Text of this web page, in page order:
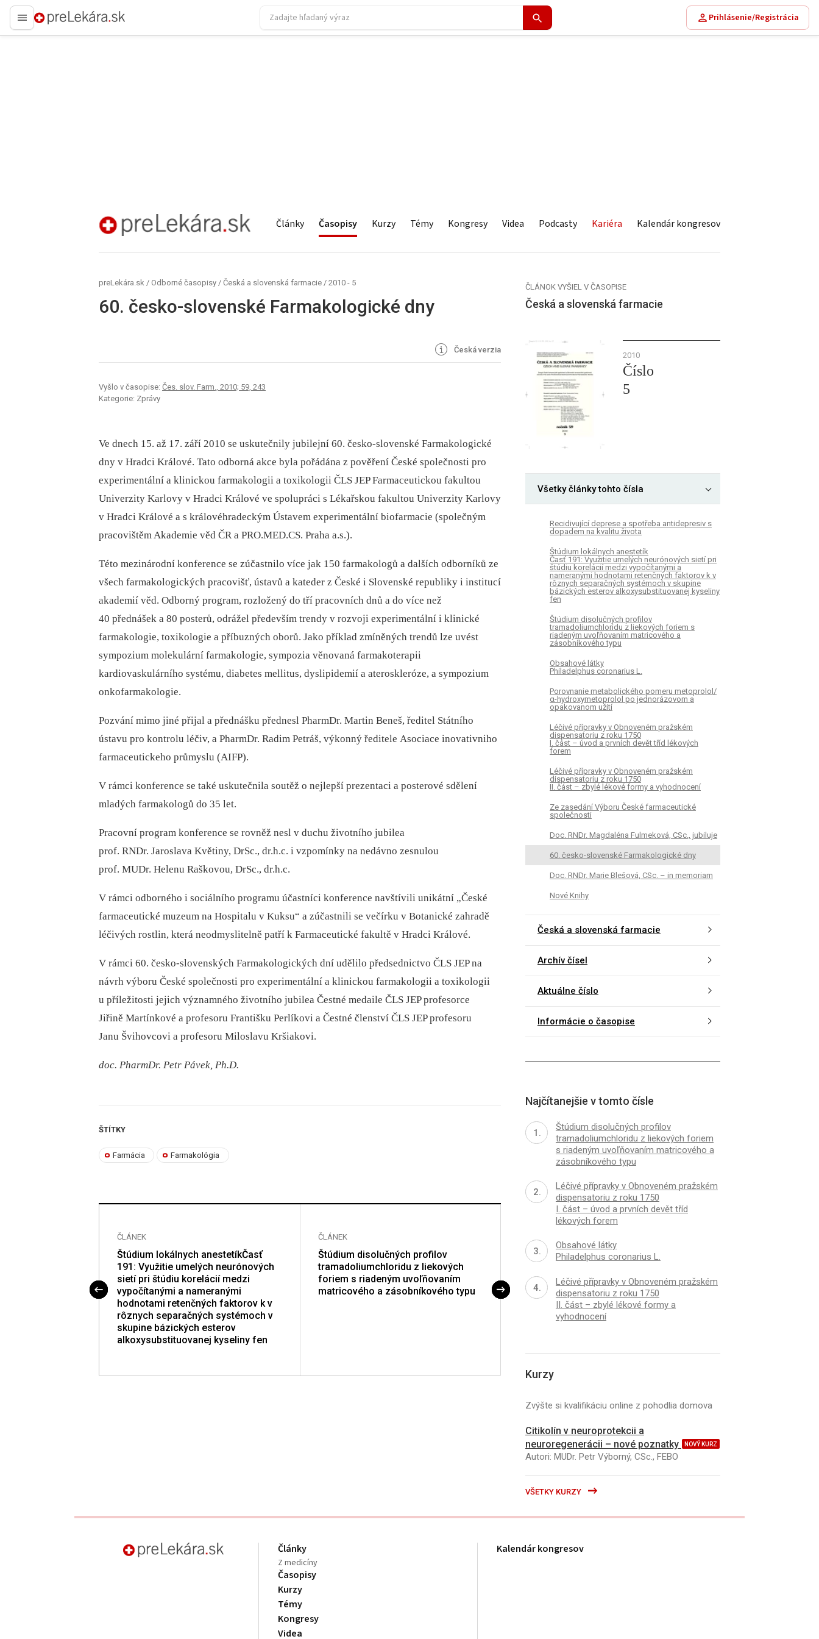
preLekára.sk
Prihlásenie/Registrácia
preLekára.sk Články Časopisy Kurzy Témy Kongresy Videa Podcasty Kariéra Kalendár kongresov
preLekára.sk / Odborné časopisy / Česká a slovenská farmacie / 2010 - 5
60. česko-slovenské Farmakologické dny
Česká verzia
Vyšlo v časopise: Čes. slov. Farm., 2010; 59, 243
Kategorie: Zprávy
Ve dnech 15. až 17. září 2010 se uskutečnily jubilejní 60. česko-slovenské Farmakologické
dny v Hradci Králové. Tato odborná akce byla pořádána z pověření České společnosti pro
experimentální a klinickou farmakologii a toxikologii ČLS JEP Farmaceutickou fakultou
Univerzity Karlovy v Hradci Králové ve spolupráci s Lékařskou fakultou Univerzity Karlovy
v Hradci Králové a s královéhradeckým Ústavem experimentální biofarmacie (společným
pracovištěm Akademie věd ČR a PRO.MED.CS. Praha a.s.).
Této mezinárodní konference se zúčastnilo více jak 150 farmakologů a dalších odborníků ze
všech farmakologických pracovišť, ústavů a kateder z České i Slovenské republiky i institucí
akademií věd. Odborný program, rozložený do tří pracovních dnů a do více než
40 přednášek a 80 posterů, odrážel především trendy v rozvoji experimentální i klinické
farmakologie, toxikologie a příbuzných oborů. Jako příklad zmíněných trendů lze uvést
sympozium molekulární farmakologie, sympozia věnovaná farmakoterapii
kardiovaskulárního systému, diabetes mellitus, dyslipidemií a ateroskleróze, a sympozium
onkofarmakologie.
Pozvání mimo jiné přijal a přednášku přednesl PharmDr. Martin Beneš, ředitel Státního
ústavu pro kontrolu léčiv, a PharmDr. Radim Petráš, výkonný ředitele Asociace inovativniho
farmaceutickeho průmyslu (AIFP).
V rámci konference se také uskutečnila soutěž o nejlepší prezentaci a posterové sdělení
mladých farmakologů do 35 let.
Pracovní program konference se rovněž nesl v duchu životního jubilea
prof. RNDr. Jaroslava Květiny, DrSc., dr.h.c. i vzpomínky na nedávno zesnulou
prof. MUDr. Helenu Raškovou, DrSc., dr.h.c.
V rámci odborného i sociálního programu účastníci konference navštívili unikátní „České
farmaceutické muzeum na Hospitalu v Kuksu“ a zúčastnili se večírku v Botanické zahradě
léčivých rostlin, která neodmyslitelně patří k Farmaceutické fakultě v Hradci Králové.
V rámci 60. česko-slovenských Farmakologických dní udělilo předsednictvo ČLS JEP na
návrh výboru České společnosti pro experimentální a klinickou farmakologii a toxikologii
u příležitosti jejich významného životního jubilea Čestné medaile ČLS JEP profesorce
Jiřině Martínkové a profesoru Františku Perlíkovi a Čestné členství ČLS JEP profesoru
Janu Švihovcovi a profesoru Miloslavu Kršiakovi.
doc. PharmDr. Petr Pávek, Ph.D.
ŠTÍTKY
Farmácia Farmakológia
ČLÁNEK
Štúdium lokálnych anestetíkČasť
191: Využitie umelých neurónových
sietí pri štúdiu korelácií medzi
vypočítanými a nameranými
hodnotami retenčných faktorov k v
rôznych separačných systémoch v
skupine bázických esterov
alkoxysubstituovanej kyseliny fen
ČLÁNEK
Štúdium disolučných profilov
tramadoliumchloridu z liekových
foriem s riadeným uvoľňovaním
matricového a zásobníkového typu
Obsahové látky Philadelphus
ČLÁNOK VYŠIEL V ČASOPISE
Česká a slovenská farmacie
2010
Číslo
5
Všetky články tohto čísla
Recidivující deprese a spotřeba antidepresiv s
dopadem na kvalitu života
Štúdium lokálnych anestetík
Časť 191: Využitie umelých neurónových sietí pri
štúdiu korelácií medzi vypočítanými a
nameranými hodnotami retenčných faktorov k v
rôznych separačných systémoch v skupine
bázických esterov alkoxysubstituovanej kyseliny
fen
Štúdium disolučných profilov
tramadoliumchloridu z liekových foriem s
riadeným uvoľňovaním matricového a
zásobníkového typu
Obsahové látky
Philadelphus coronarius L.
Porovnanie metabolického pomeru metoprolol/
α-hydroxymetoprolol po jednorázovom a
opakovanom užití
Léčivé přípravky v Obnoveném pražském
dispensatoriu z roku 1750
I. část – úvod a prvních devět tříd lékových
forem
Léčivé přípravky v Obnoveném pražském
dispensatoriu z roku 1750
II. část – zbylé lékové formy a vyhodnocení
Ze zasedání Výboru České farmaceutické
společnosti
Doc. RNDr. Magdaléna Fulmeková, CSc., jubiluje
60. česko-slovenské Farmakologické dny
Doc. RNDr. Marie Blešová, CSc. – in memoriam
Nové Knihy
Česká a slovenská farmacie
Archív čísel
Aktuálne číslo
Informácie o časopise
Najčítanejšie v tomto čísle
Štúdium disolučných profilov
tramadoliumchloridu z liekových foriem
s riadeným uvoľňovaním matricového a
zásobníkového typu
Léčivé přípravky v Obnoveném pražském
dispensatoriu z roku 1750
I. část – úvod a prvních devět tříd
lékových forem
Obsahové látky
Philadelphus coronarius L.
Léčivé přípravky v Obnoveném pražském
dispensatoriu z roku 1750
II. část – zbylé lékové formy a
vyhodnocení
Kurzy
Zvýšte si kvalifikáciu online z pohodlia domova
Citikolín v neuroprotekcii a
neuroregenerácii – nové poznatky
NOVÝ KURZ
Autori: MUDr. Petr Výborný, CSc., FEBO
VŠETKY KURZY
Články
Z medicíny
Časopisy
Kurzy
Témy
Kongresy
Videa
Kalendár kongresov